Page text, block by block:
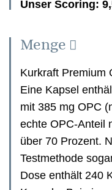
Unser Scoring:
Menge
Kurkraft Premium
Eine Kapsel
mit 385 mg OPC
echte OPC-Anteil
über 70 Prozent.
Testmethode
Dose enthält 240